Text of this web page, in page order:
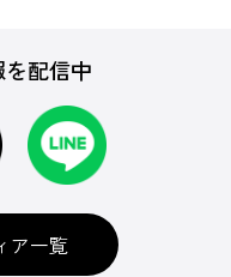
配信中
ア一覧